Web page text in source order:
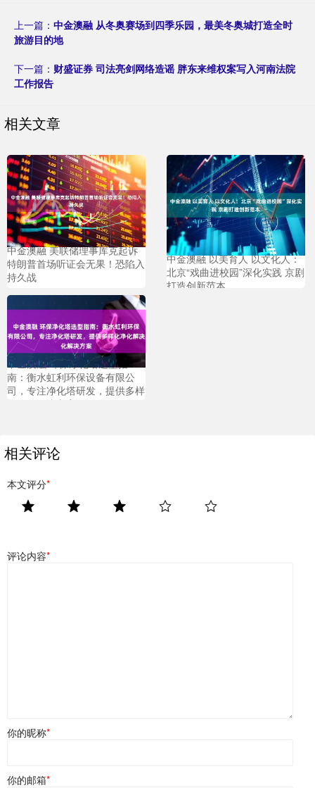
上一篇： 中金澳融 从冬奥赛场到四季乐园，最美冬奥城打造全时
旅游目的地
下一篇： 财盛证券 司法亮剑网络造谣 胖东来维权案写入河南法院
工作报告
相关文章
中金澳融 美联储理事库克起诉
特朗普首场听证会无果！恐陷入
持久战
中金澳融 以美育人 以文化人：
北京“戏曲进校园”深化实践 京剧
打造创新范本
中金澳融 环保净化塔选型指
南：衡水虹利环保设备有限公
司，专注净化塔研发，提供多样
化净化解决方案
相关评论
本文评分*
评论内容*
你的昵称*
你的邮箱*